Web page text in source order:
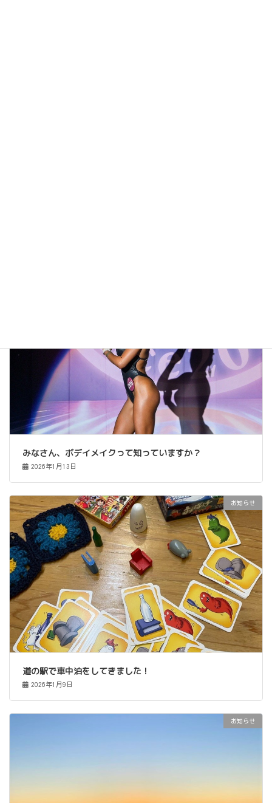
みなさん、ボデイメイクって知っていますか？
2026年1月13日
お知らせ
道の駅で車中泊をしてきました！
2026年1月9日
お知らせ